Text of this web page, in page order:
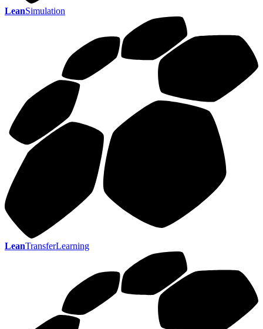
LeanSimulation
LeanTransferLearning